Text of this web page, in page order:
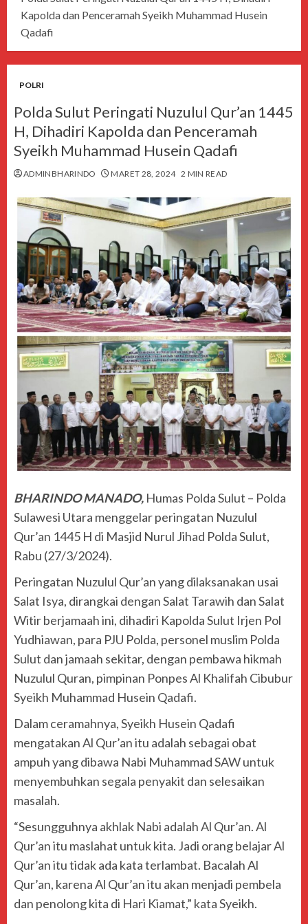
Kapolda dan Penceramah Syeikh Muhammad Husein
Qadafi
POLRI
Polda Sulut Peringati Nuzulul Qur’an 1445
H, Dihadiri Kapolda dan Penceramah
Syeikh Muhammad Husein Qadafi
ADMINBHARINDO MARET 28, 2024 2 MIN READ
BHARINDO MANADO, Humas Polda Sulut – Polda
Sulawesi Utara menggelar peringatan Nuzulul
Qur’an 1445 H di Masjid Nurul Jihad Polda Sulut,
Rabu (27/3/2024).
Peringatan Nuzulul Qur’an yang dilaksanakan usai
Salat Isya, dirangkai dengan Salat Tarawih dan Salat
Witir berjamaah ini, dihadiri Kapolda Sulut Irjen Pol
Yudhiawan, para PJU Polda, personel muslim Polda
Sulut dan jamaah sekitar, dengan pembawa hikmah
Nuzulul Quran, pimpinan Ponpes Al Khalifah Cibubur
Syeikh Muhammad Husein Qadafi.
Dalam ceramahnya, Syeikh Husein Qadafi
mengatakan Al Qur’an itu adalah sebagai obat
ampuh yang dibawa Nabi Muhammad SAW untuk
menyembuhkan segala penyakit dan selesaikan
masalah.
“Sesungguhnya akhlak Nabi adalah Al Qur’an. Al
Qur’an itu maslahat untuk kita. Jadi orang belajar Al
Qur’an itu tidak ada kata terlambat. Bacalah Al
Qur’an, karena Al Qur’an itu akan menjadi pembela
dan penolong kita di Hari Kiamat,” kata Syeikh.